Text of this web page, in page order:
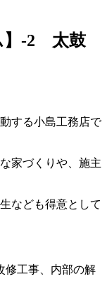
】-2 太鼓
する小島工務店で
家づくりや、施主
なども得意として
修工事、内部の解